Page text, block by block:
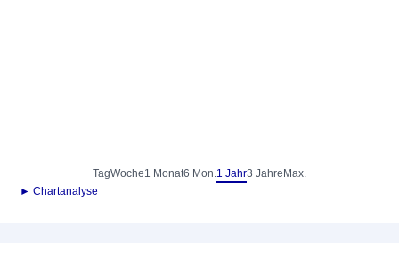
TagWoche1 Monat6 Mon.1 Jahr3 Jahre Max.
► Chartanalyse